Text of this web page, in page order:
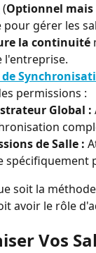
(Optionnel mais
gérer les
la continuité
l'entreprise.
permissions :
Global :
de Salle :
soit la
avoir le rôle
Vos